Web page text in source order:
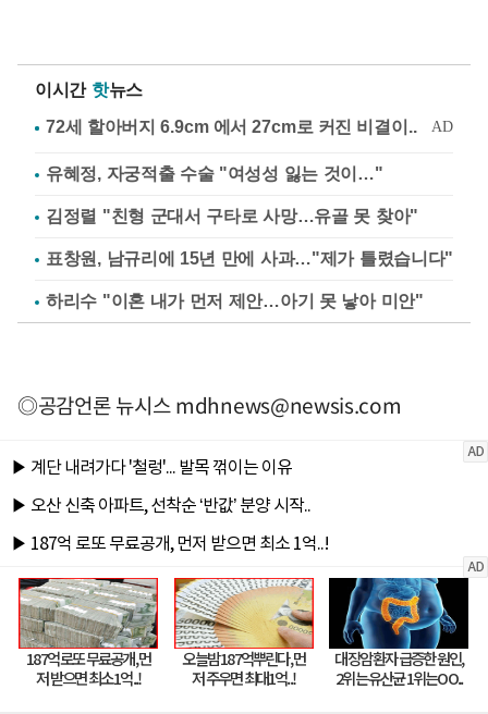
이시간 핫뉴스
유혜정, 자궁적출 수술 "여성성 잃는 것이…"
김정렬 "친형 군대서 구타로 사망…유골 못 찾아"
표창원, 남규리에 15년 만에 사과…"제가 틀렸습니다"
하리수 "이혼 내가 먼저 제안…아기 못 낳아 미안"
◎공감언론 뉴시스mdhnews@newsis.com